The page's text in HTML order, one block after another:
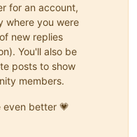
for an account,
where you were
new replies
You'll also be
posts to show
members.
better 💗